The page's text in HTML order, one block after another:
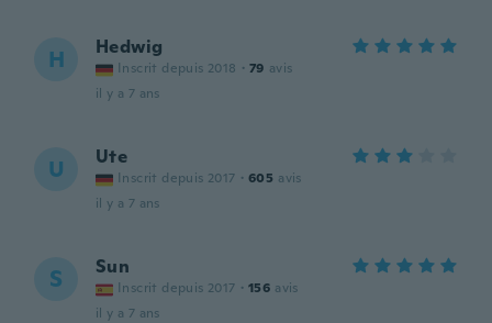
H Hedwig
Inscrit depuis 2018 · 79 avis
il y a 7 ans
U Ute
Inscrit depuis 2017 · 605 avis
il y a 7 ans
S Sun
Inscrit depuis 2017 · 156 avis
il y a 7 ans